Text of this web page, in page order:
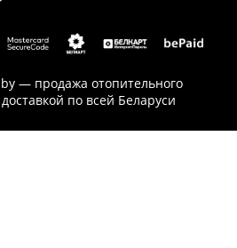
— продажа отопительного
по всей Беларуси